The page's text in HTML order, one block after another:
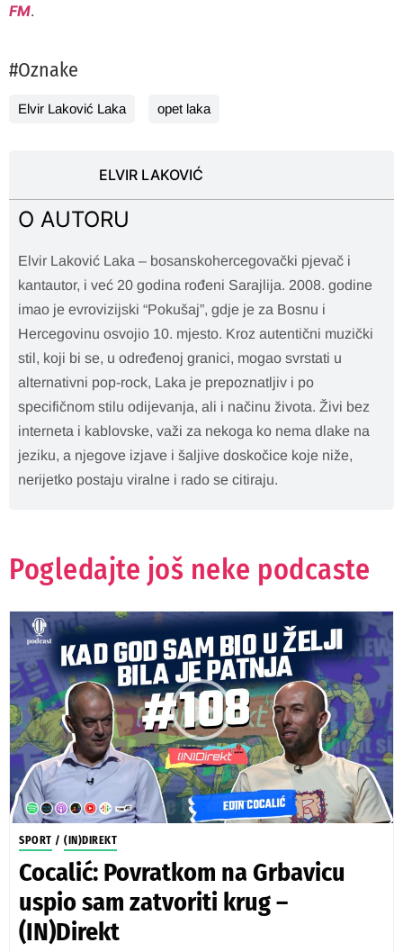
FM.
#Oznake
Elvir Laković Laka opet laka
ELVIR LAKOVIĆ
O AUTORU
Elvir Laković Laka – bosanskohercegovački pjevač i
kantautor, i već 20 godina rođeni Sarajlija. 2008. godine
imao je evrovizijski “Pokušaj”, gdje je za Bosnu i
Hercegovinu osvojio 10. mjesto. Kroz autentični muzički
stil, koji bi se, u određenoj granici, mogao svrstati u
alternativni pop-rock, Laka je prepoznatljiv i po
specifičnom stilu odijevanja, ali i načinu života. Živi bez
interneta i kablovske, važi za nekoga ko nema dlake na
jeziku, a njegove izjave i šaljive doskočice koje niže,
nerijetko postaju viralne i rado se citiraju.
Pogledajte još neke podcaste
SPORT / (IN)DIREKT
Cocalić: Povratkom na Grbavicu
uspio sam zatvoriti krug –
(IN)Direkt